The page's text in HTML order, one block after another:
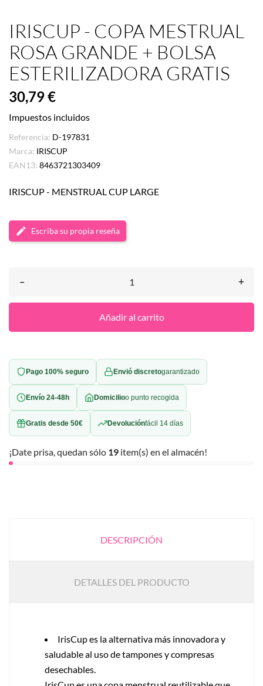
IRISCUP - COPA MESTRUAL
ROSA GRANDE + BOLSA
ESTERILIZADORA GRATIS
30,79 €
Impuestos incluidos
Referencia: D-197831
Marca: IRISCUP
EAN13: 8463721303409
IRISCUP - MENSTRUAL CUP LARGE
Escriba su propia reseña
– +
Añadir al carrito
Pago 100% seguro Envió discretogarantizado
Envío 24-48h Domicilioo punto recogida
Gratis desde 50€ Devoluciónfácil 14 días
¡Date prisa, quedan sólo 19 item(s) en el almacén!
DESCRIPCIÓN
DETALLES DEL PRODUCTO
IrisCup es la alternativa más innovadora y
saludable al uso de tampones y compresas
desechables.